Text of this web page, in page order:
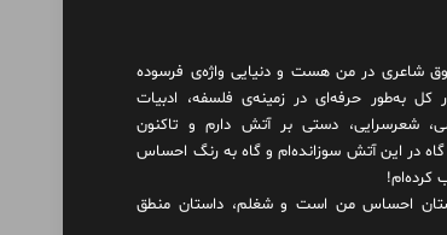
شاعری در من هست و دنیایی واژه‌‌ی فرسوده
کل به‌طور حرفه‌ای در زمینه‌ی فلسفه، ادبیات
شعرسرایی، دستی بر آتش دارم و تاکنون
گاه در این آتش سوزانده‌ام و گاه به رنگ احساس
کرده‌ام!
احساس من است و شغلم، داستان منطق